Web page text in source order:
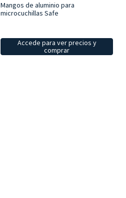
Mangos de aluminio para
microcuchillas Safe
Accede para ver precios y
comprar